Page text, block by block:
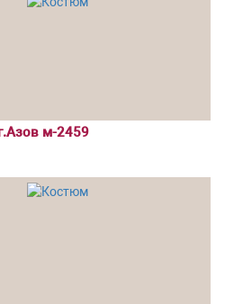
м-2459